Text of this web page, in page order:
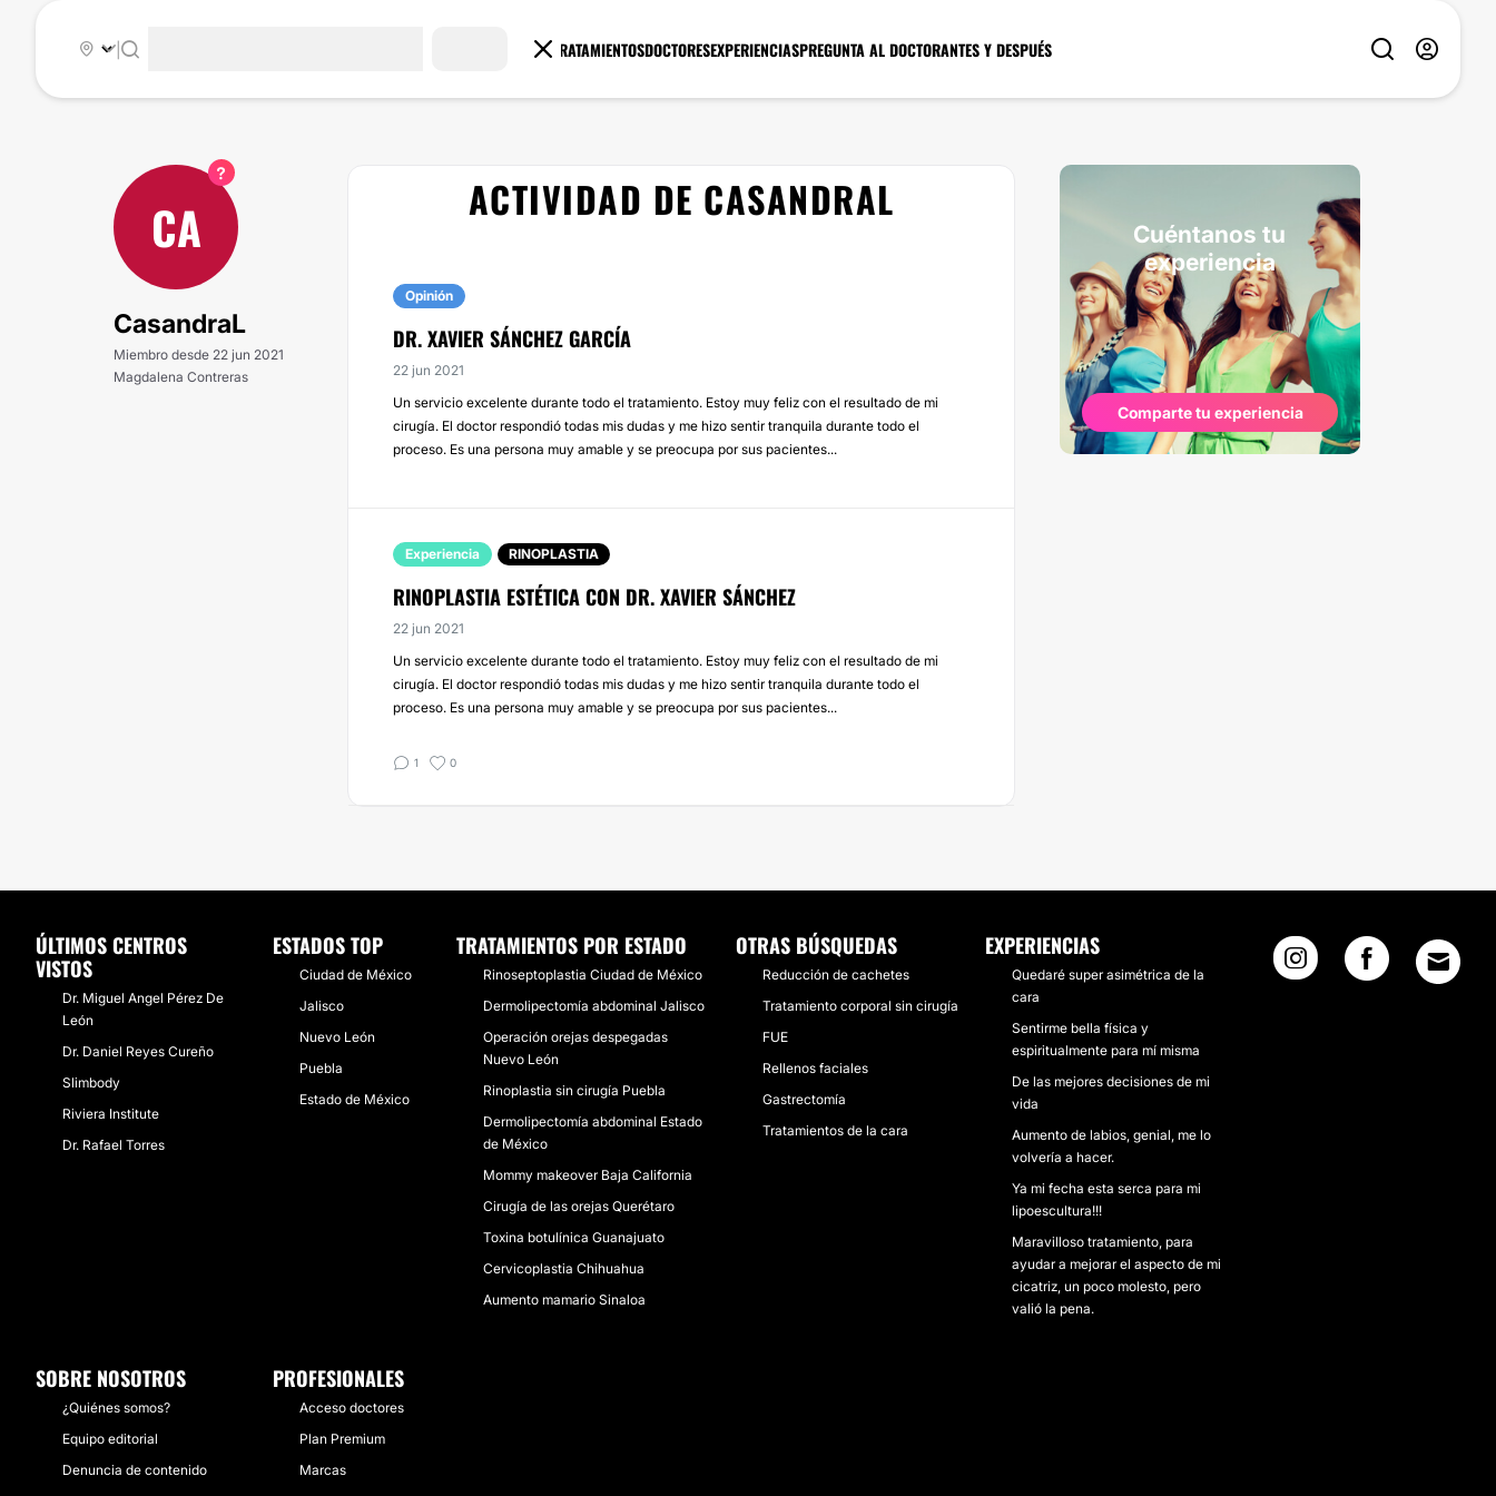
TRATAMIENTOSDOCTORESEXPERIENCIASPREGUNTA AL DOCTORANTES Y DESPUÉS
|
CA
CasandraL
Miembro desde 22 jun 2021
Magdalena Contreras
ACTIVIDAD DE CASANDRAL
Opinión
DR. XAVIER SÁNCHEZ GARCÍA
22 jun 2021
Un servicio excelente durante todo el tratamiento. Estoy muy feliz con el resultado de mi
cirugía. El doctor respondió todas mis dudas y me hizo sentir tranquila durante todo el
proceso. Es una persona muy amable y se preocupa por sus pacientes...
Experiencia RINOPLASTIA
RINOPLASTIA ESTÉTICA CON DR. XAVIER SÁNCHEZ
22 jun 2021
Un servicio excelente durante todo el tratamiento. Estoy muy feliz con el resultado de mi
cirugía. El doctor respondió todas mis dudas y me hizo sentir tranquila durante todo el
proceso. Es una persona muy amable y se preocupa por sus pacientes...
1 0
Cuéntanos tu
experiencia
Comparte tu experiencia
ÚLTIMOS CENTROS
VISTOS
Dr. Miguel Angel Pérez De
León
Dr. Daniel Reyes Cureño
Slimbody
Riviera Institute
Dr. Rafael Torres
ESTADOS TOP
Ciudad de México
Jalisco
Nuevo León
Puebla
Estado de México
TRATAMIENTOS POR ESTADO
Rinoseptoplastia Ciudad de México
Dermolipectomía abdominal Jalisco
Operación orejas despegadas
Nuevo León
Rinoplastia sin cirugía Puebla
Dermolipectomía abdominal Estado
de México
Mommy makeover Baja California
Cirugía de las orejas Querétaro
Toxina botulínica Guanajuato
Cervicoplastia Chihuahua
Aumento mamario Sinaloa
OTRAS BÚSQUEDAS
Reducción de cachetes
Tratamiento corporal sin cirugía
FUE
Rellenos faciales
Gastrectomía
Tratamientos de la cara
EXPERIENCIAS
Quedaré super asimétrica de la
cara
Sentirme bella física y
espiritualmente para mí misma
De las mejores decisiones de mi
vida
Aumento de labios, genial, me lo
volvería a hacer.
Ya mi fecha esta serca para mi
lipoescultura!!!
Maravilloso tratamiento, para
ayudar a mejorar el aspecto de mi
cicatriz, un poco molesto, pero
valió la pena.
SOBRE NOSOTROS
¿Quiénes somos?
Equipo editorial
Denuncia de contenido
PROFESIONALES
Acceso doctores
Plan Premium
Marcas